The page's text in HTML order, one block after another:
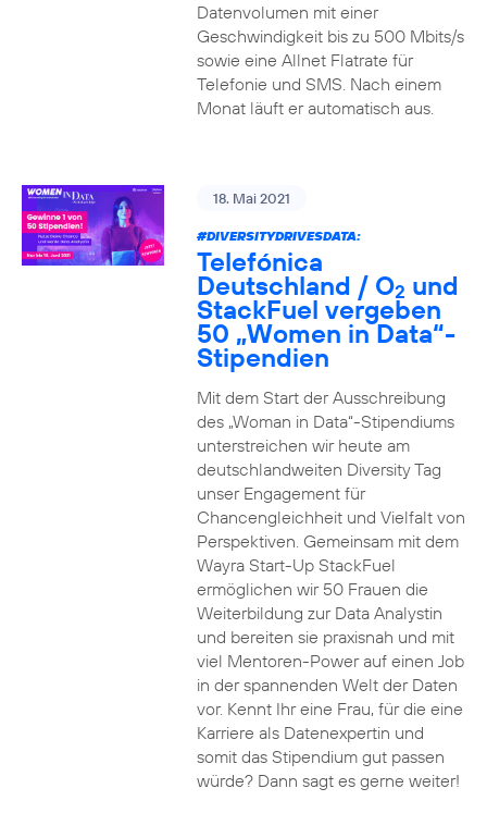
Datenvolumen mit einer
Geschwindigkeit bis zu 500 Mbits/s
sowie eine Allnet Flatrate für
Telefonie und SMS. Nach einem
Monat läuft er automatisch aus.
18. Mai 2021
#DIVERSITYDRIVESDATA:
Telefónica
Deutschland / O2 und
StackFuel vergeben
50 „Women in Data“-
Stipendien
Mit dem Start der Ausschreibung
des „Woman in Data“-Stipendiums
unterstreichen wir heute am
deutschlandweiten Diversity Tag
unser Engagement für
Chancengleichheit und Vielfalt von
Perspektiven. Gemeinsam mit dem
Wayra Start-Up StackFuel
ermöglichen wir 50 Frauen die
Weiterbildung zur Data Analystin
und bereiten sie praxisnah und mit
viel Mentoren-Power auf einen Job
in der spannenden Welt der Daten
vor. Kennt Ihr eine Frau, für die eine
Karriere als Datenexpertin und
somit das Stipendium gut passen
würde? Dann sagt es gerne weiter!